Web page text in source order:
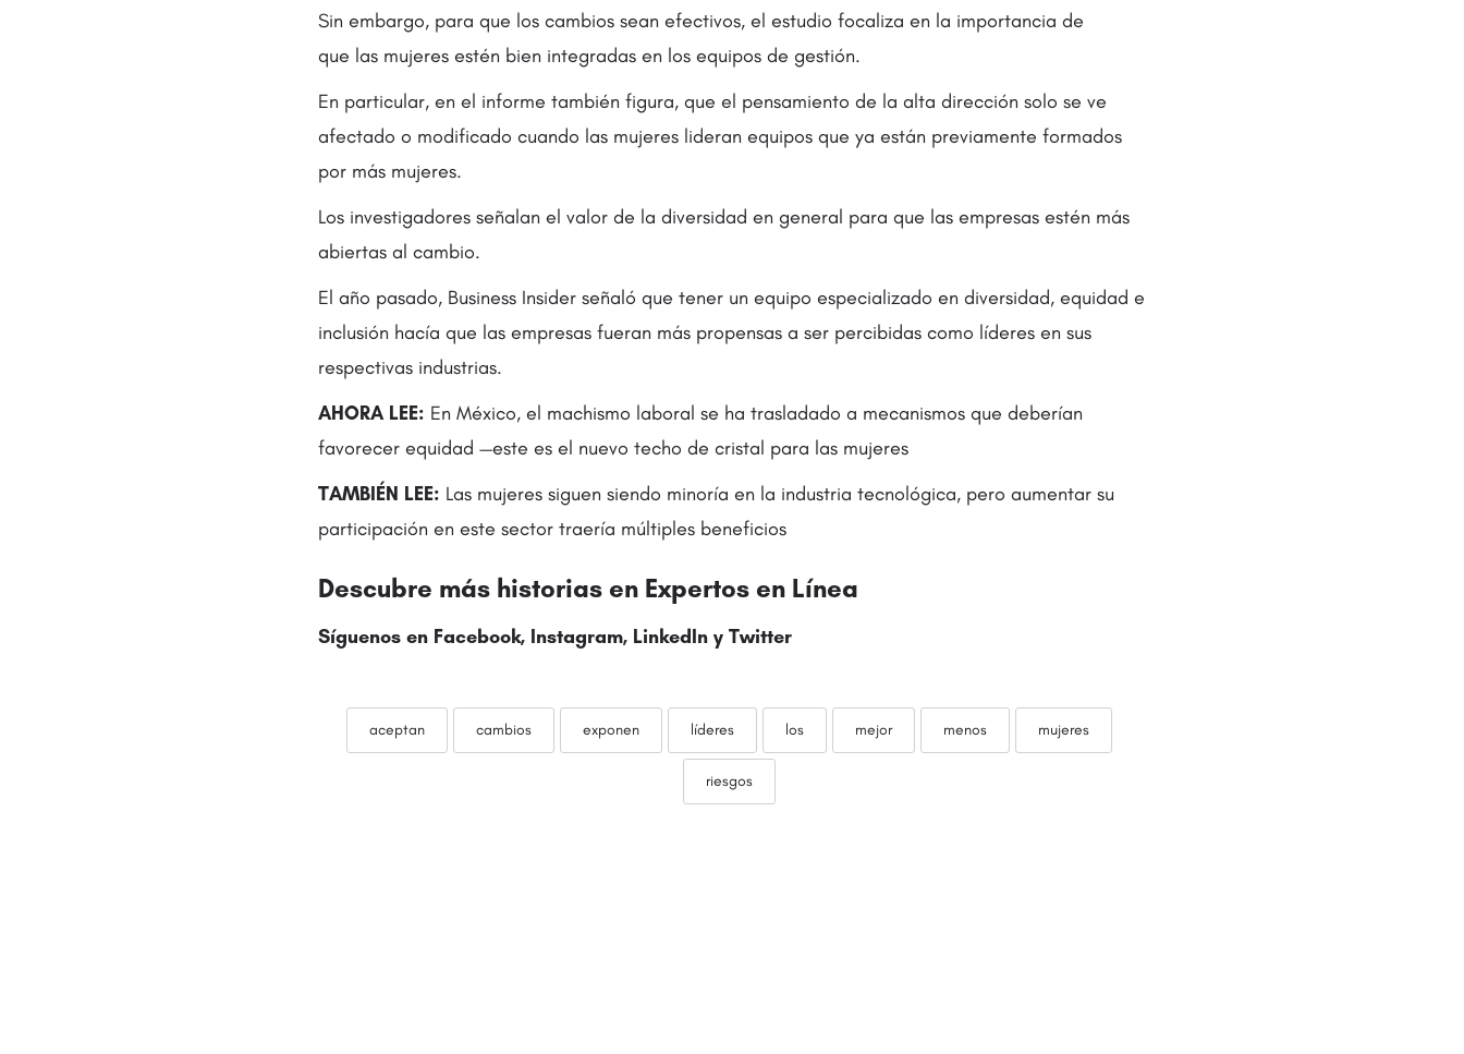
Sin embargo, para que los cambios sean efectivos, el estudio focaliza en la importancia de
que las mujeres estén bien integradas en los equipos de gestión.
En particular, en el informe también figura, que el pensamiento de la alta dirección solo se ve
afectado o modificado cuando las mujeres lideran equipos que ya están previamente formados
por más mujeres.
Los investigadores señalan el valor de la diversidad en general para que las empresas estén más
abiertas al cambio.
El año pasado, Business Insider señaló que tener un equipo especializado en diversidad, equidad e
inclusión hacía que las empresas fueran más propensas a ser percibidas como líderes en sus
respectivas industrias.
AHORA LEE: En México, el machismo laboral se ha trasladado a mecanismos que deberían
favorecer equidad —este es el nuevo techo de cristal para las mujeres
TAMBIÉN LEE: Las mujeres siguen siendo minoría en la industria tecnológica, pero aumentar su
participación en este sector traería múltiples beneficios
Descubre más historias en Expertos en Línea
Síguenos en Facebook, Instagram, LinkedIn y Twitter
aceptan cambios exponen líderes los mejor menos mujeres
riesgos